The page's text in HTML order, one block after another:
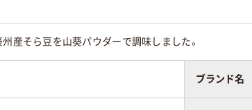
産そら豆を山葵パウダーで調味しました。
ブランド名